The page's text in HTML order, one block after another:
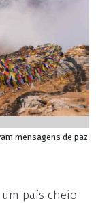
mensagens de paz
país cheio